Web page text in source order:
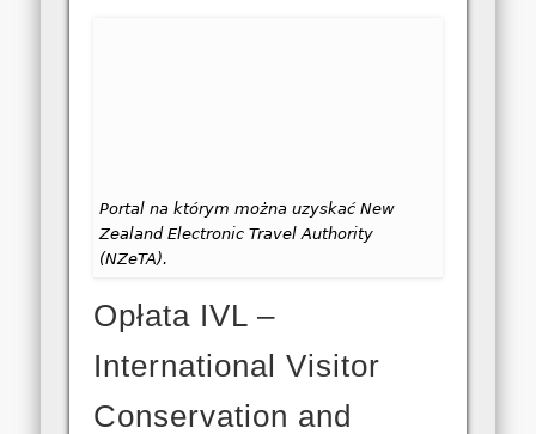
Portal na którym można uzyskać New
Zealand Electronic Travel Authority
(NZeTA).
Opłata IVL –
International Visitor
Conservation and